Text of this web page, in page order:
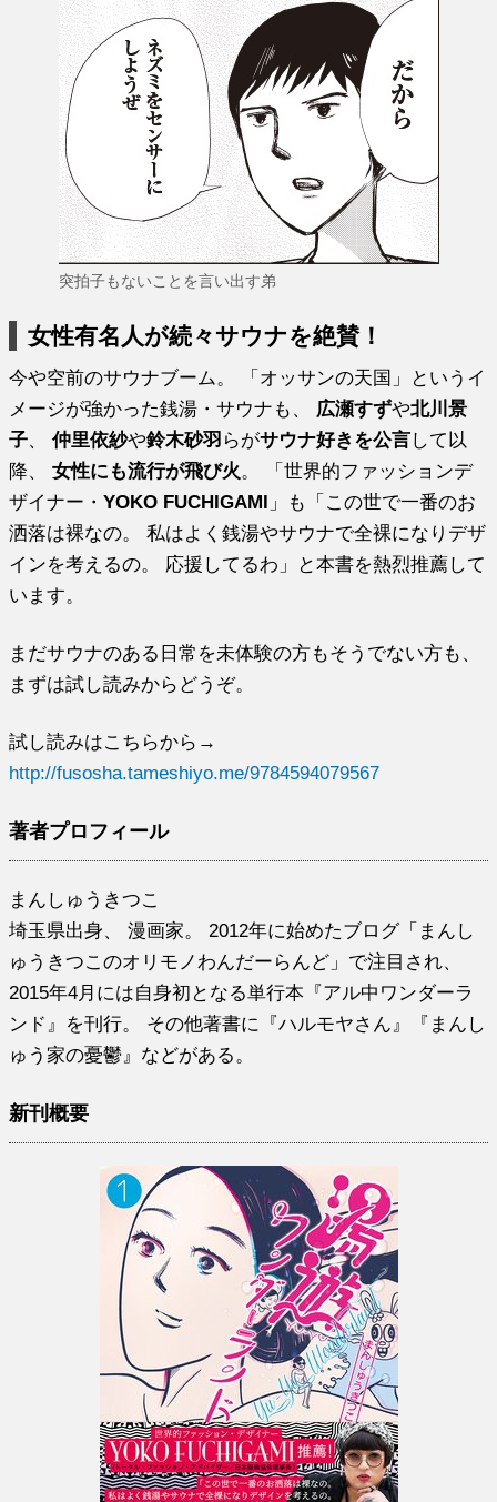
突拍子もないことを言い出す弟
女性有名人が続々サウナを絶賛！
今や空前のサウナブーム。 「オッサンの天国」というイ
メージが強かった銭湯・サウナも、 広瀬すずや北川景
子、仲里依紗や鈴木砂羽 らがサウナ好きを公言して以
降、女性にも流行が飛び火 。 「世界的ファッションデ
ザイナー・YOKO FUCHIGAMI 」も「この世で一番のお
洒落は裸なの。 私はよく銭湯やサウナで全裸になりデザ
インを考えるの。 応援してるわ」と本書を熱烈推薦して
います。
まだサウナのある日常を未体験の方もそうでない方も、
まずは試し読みからどうぞ。
試し読みはこちらから→
http://fusosha.tameshiyo.me/9784594079567
著者プロフィール
まんしゅうきつこ
埼玉県出身、 漫画家。 2012年に始めたブログ「まんし
ゅうきつこのオリモノわんだーらんど」で注目され、
2015年4月には自身初となる単行本『アル中ワンダーラ
ンド』を刊行。 その他著書に『ハルモヤさん』『まんし
ゅう家の憂鬱』などがある。
新刊概要